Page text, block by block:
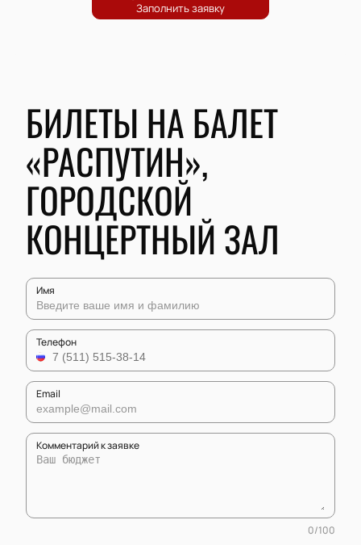
БИЛЕТЫ НА БАЛЕТ
«РАСПУТИН»,
ГОРОДСКОЙ
КОНЦЕРТНЫЙ ЗАЛ
Имя
Телефон
Email
Комментарий к заявке
0/100